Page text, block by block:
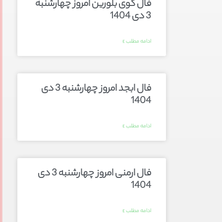
فال گوی بلورین امروز چهارشنبه
3 دی 1404
ادامه مطلب »
فال ابجد امروز چهارشنبه 3 دی
1404
ادامه مطلب »
فال ارمنی امروز چهارشنبه 3 دی
1404
ادامه مطلب »